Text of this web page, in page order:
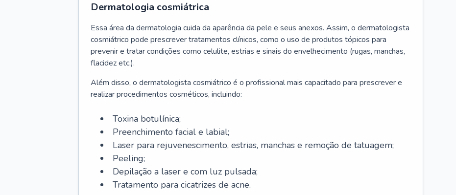
Dermatologia cosmiátrica
Essa área da dermatologia cuida da aparência da pele e seus anexos. Assim, o dermatologista
cosmiátrico pode prescrever tratamentos clínicos, como o uso de produtos tópicos para
prevenir e tratar condições como celulite, estrias e sinais do envelhecimento (rugas, manchas,
flacidez etc.).
Além disso, o dermatologista cosmiátrico é o profissional mais capacitado para prescrever e
realizar procedimentos cosméticos, incluindo:
Toxina botulínica;
Preenchimento facial e labial;
Laser para rejuvenescimento, estrias, manchas e remoção de tatuagem;
Peeling;
Depilação a laser e com luz pulsada;
Tratamento para cicatrizes de acne.